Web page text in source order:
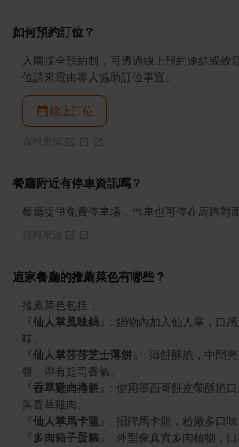
如何預約訂位？
入園採全預約制，可透過線上預約連結或致
位請來電由專人協助訂位事宜。
線上訂位
餐廳附近有停車資訊嗎？
餐廳提供免費停車場，汽車也可停在馬路對面
這家餐廳的推薦菜色有哪些？
仙人掌風味鍋
: 鍋物內加入仙人掌，口
仙人掌莎莎芝士薄餅
: 薄餅酥脆，中間
香草雞肉捲餅
: 使用墨西哥餅皮帶酥脆
仙人掌馬卡龍
多肉箱子蛋糕
: 外型像真實多肉植物，